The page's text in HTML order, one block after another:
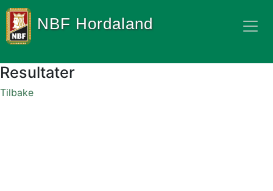
NBF Hordaland
Resultater
Tilbake